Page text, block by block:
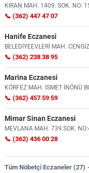
KIRAN MAH. 1409. SOK. NO:
📞 (362) 447 47 07
Hanife Eczanesi
BELEDİYEEVLERİ MAH.
📞 (362) 238 38 95
Marina Eczanesi
KÖRFEZ MAH. İSMET İNÖNÜ
📞 (362) 457 59 59
Mimar Sinan Eczanesi
MEVLANA MAH. 739.SOK.
📞 (362) 436 00 28
Tüm Nöbetçi Eczaneler (27)